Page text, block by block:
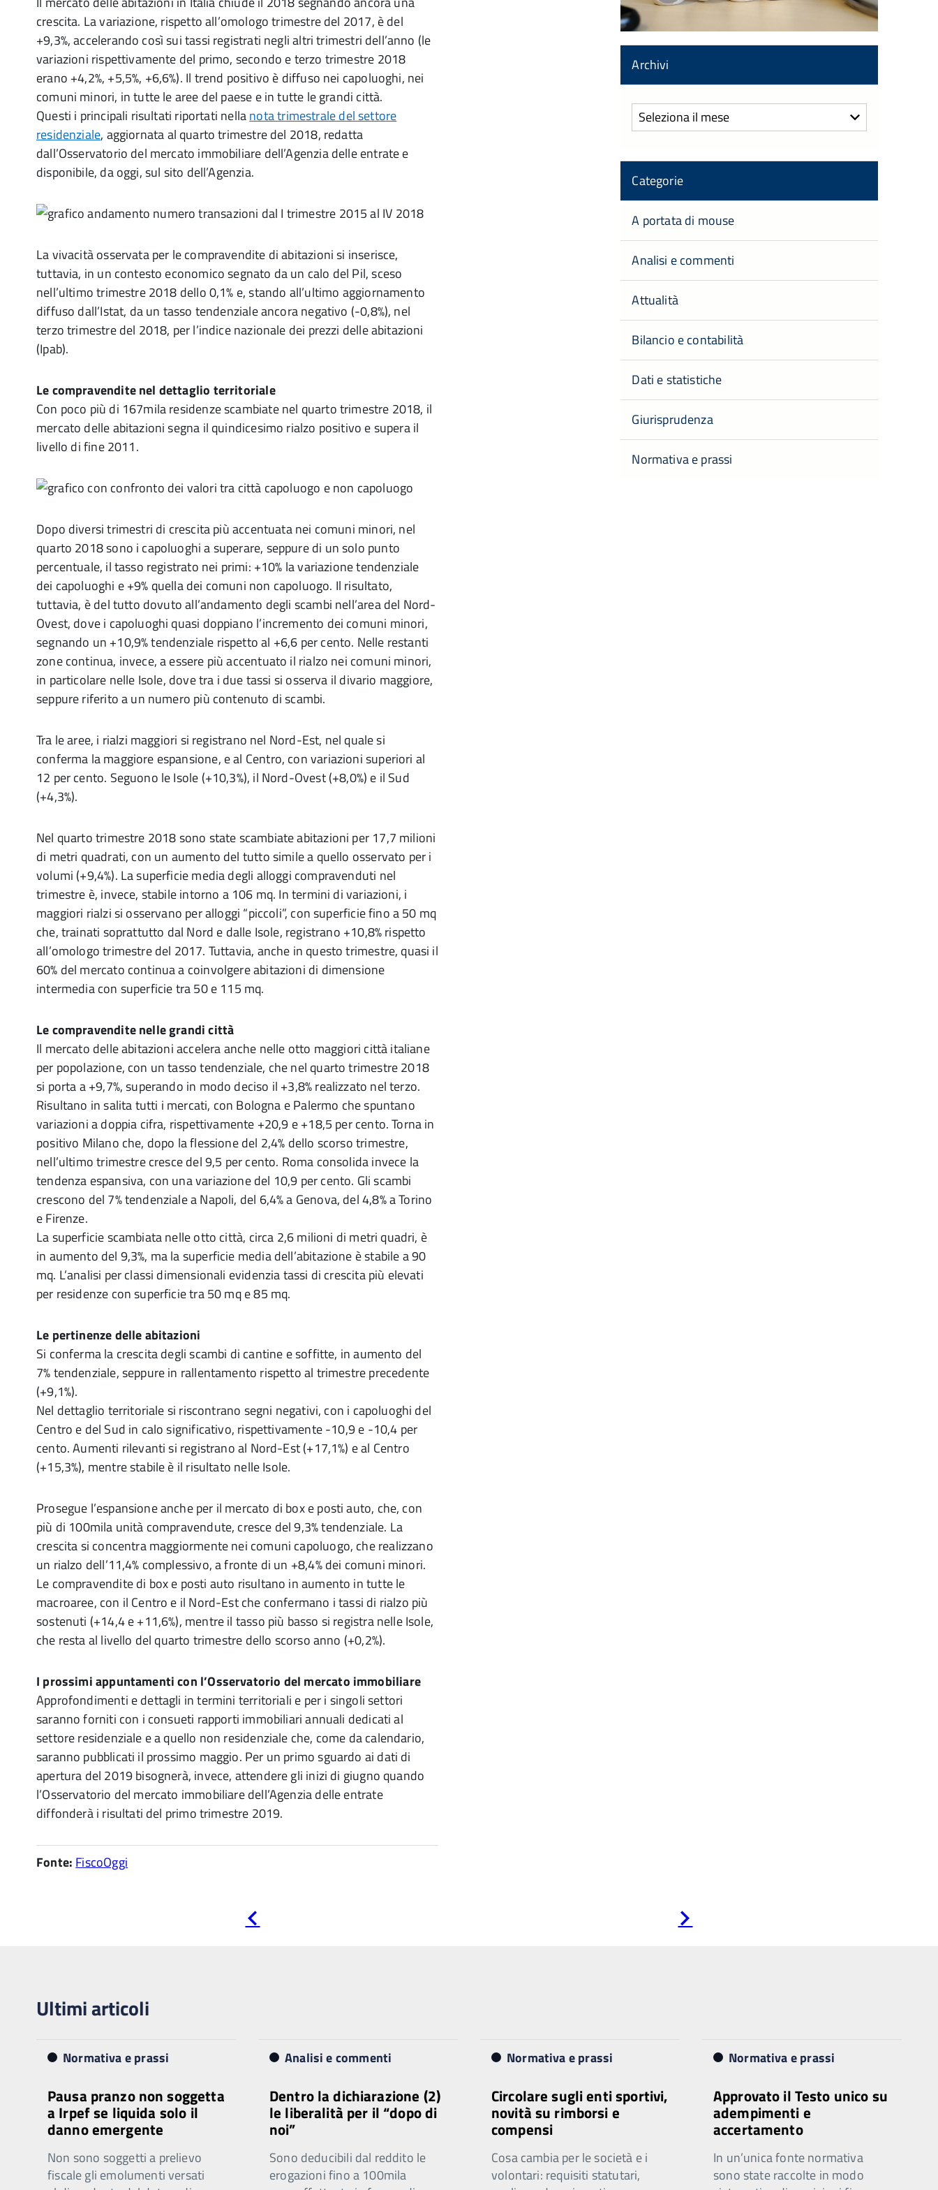
crescita. La variazione, rispetto all’omologo trimestre del 2017, è del
+9,3%, accelerando così sui tassi registrati negli altri trimestri dell’anno (le
variazioni rispettivamente del primo, secondo e terzo trimestre 2018
erano +4,2%, +5,5%, +6,6%). Il trend positivo è diffuso nei capoluoghi, nei
comuni minori, in tutte le aree del paese e in tutte le grandi città.
Questi i principali risultati riportati nellanota trimestrale del settore
residenziale, aggiornata al quarto trimestre del 2018, redatta
dall’Osservatorio del mercato immobiliare dell’Agenzia delle entrate e
disponibile, da oggi, sul sito dell’Agenzia.
La vivacità osservata per le compravendite di abitazioni si inserisce,
tuttavia, in un contesto economico segnato da un calo del Pil, sceso
nell’ultimo trimestre 2018 dello 0,1% e, stando all’ultimo aggiornamento
diffuso dall’Istat, da un tasso tendenziale ancora negativo (-0,8%), nel
terzo trimestre del 2018, per l’indice nazionale dei prezzi delle abitazioni
(Ipab).
Le compravendite nel dettaglio territoriale
Con poco più di 167mila residenze scambiate nel quarto trimestre 2018, il
mercato delle abitazioni segna il quindicesimo rialzo positivo e supera il
livello di fine 2011.
Dopo diversi trimestri di crescita più accentuata nei comuni minori, nel
quarto 2018 sono i capoluoghi a superare, seppure di un solo punto
percentuale, il tasso registrato nei primi: +10% la variazione tendenziale
dei capoluoghi e +9% quella dei comuni non capoluogo. Il risultato,
tuttavia, è del tutto dovuto all’andamento degli scambi nell’area del Nord-
Ovest, dove i capoluoghi quasi doppiano l’incremento dei comuni minori,
segnando un +10,9% tendenziale rispetto al +6,6 per cento. Nelle restanti
zone continua, invece, a essere più accentuato il rialzo nei comuni minori,
in particolare nelle Isole, dove tra i due tassi si osserva il divario maggiore,
seppure riferito a un numero più contenuto di scambi.
Tra le aree, i rialzi maggiori si registrano nel Nord-Est, nel quale si
conferma la maggiore espansione, e al Centro, con variazioni superiori al
12 per cento. Seguono le Isole (+10,3%), il Nord-Ovest (+8,0%) e il Sud
(+4,3%).
Nel quarto trimestre 2018 sono state scambiate abitazioni per 17,7 milioni
di metri quadrati, con un aumento del tutto simile a quello osservato per i
volumi (+9,4%). La superficie media degli alloggi compravenduti nel
trimestre è, invece, stabile intorno a 106 mq. In termini di variazioni, i
maggiori rialzi si osservano per alloggi “piccoli”, con superficie fino a 50 mq
che, trainati soprattutto dal Nord e dalle Isole, registrano +10,8% rispetto
all’omologo trimestre del 2017. Tuttavia, anche in questo trimestre, quasi il
60% del mercato continua a coinvolgere abitazioni di dimensione
intermedia con superficie tra 50 e 115 mq.
Le compravendite nelle grandi città
Il mercato delle abitazioni accelera anche nelle otto maggiori città italiane
per popolazione, con un tasso tendenziale, che nel quarto trimestre 2018
si porta a +9,7%, superando in modo deciso il +3,8% realizzato nel terzo.
Risultano in salita tutti i mercati, con Bologna e Palermo che spuntano
variazioni a doppia cifra, rispettivamente +20,9 e +18,5 per cento. Torna in
positivo Milano che, dopo la flessione del 2,4% dello scorso trimestre,
nell’ultimo trimestre cresce del 9,5 per cento. Roma consolida invece la
tendenza espansiva, con una variazione del 10,9 per cento. Gli scambi
crescono del 7% tendenziale a Napoli, del 6,4% a Genova, del 4,8% a Torino
e Firenze.
La superficie scambiata nelle otto città, circa 2,6 milioni di metri quadri, è
in aumento del 9,3%, ma la superficie media dell’abitazione è stabile a 90
mq. L’analisi per classi dimensionali evidenzia tassi di crescita più elevati
per residenze con superficie tra 50 mq e 85 mq.
Le pertinenze delle abitazioni
Si conferma la crescita degli scambi di cantine e soffitte, in aumento del
7% tendenziale, seppure in rallentamento rispetto al trimestre precedente
(+9,1%).
Nel dettaglio territoriale si riscontrano segni negativi, con i capoluoghi del
Centro e del Sud in calo significativo, rispettivamente -10,9 e -10,4 per
cento. Aumenti rilevanti si registrano al Nord-Est (+17,1%) e al Centro
(+15,3%), mentre stabile è il risultato nelle Isole.
Prosegue l’espansione anche per il mercato di box e posti auto, che, con
più di 100mila unità compravendute, cresce del 9,3% tendenziale. La
crescita si concentra maggiormente nei comuni capoluogo, che realizzano
un rialzo dell’11,4% complessivo, a fronte di un +8,4% dei comuni minori.
Le compravendite di box e posti auto risultano in aumento in tutte le
macroaree, con il Centro e il Nord-Est che confermano i tassi di rialzo più
sostenuti (+14,4 e +11,6%), mentre il tasso più basso si registra nelle Isole,
che resta al livello del quarto trimestre dello scorso anno (+0,2%).
I prossimi appuntamenti con l’Osservatorio del mercato immobiliare
Approfondimenti e dettagli in termini territoriali e per i singoli settori
saranno forniti con i consueti rapporti immobiliari annuali dedicati al
settore residenziale e a quello non residenziale che, come da calendario,
saranno pubblicati il prossimo maggio. Per un primo sguardo ai dati di
apertura del 2019 bisognerà, invece, attendere gli inizi di giugno quando
l’Osservatorio del mercato immobiliare dell’Agenzia delle entrate
diffonderà i risultati del primo trimestre 2019.
Fonte: FiscoOggi
Archivi
Archivi
Categorie
A portata di mouse
Analisi e commenti
Attualità
Bilancio e contabilità
Dati e statistiche
Giurisprudenza
Normativa e prassi
precedente successiva
Ultimi articoli
Normativa e prassi
Pausa pranzo non soggetta
a Irpef se liquida solo il
danno emergente
Non sono soggetti a prelievo
fiscale gli emolumenti versati
Analisi e commenti
Dentro la dichiarazione (2)
le liberalità per il “dopo di
noi”
Sono deducibili dal reddito le
erogazioni fino a 100mila
Normativa e prassi
Circolare sugli enti sportivi,
novità su rimborsi e
compensi
Cosa cambia per le società e i
volontari: requisiti statutari,
Normativa e prassi
Approvato il Testo unico su
adempimenti e
accertamento
In un’unica fonte normativa
sono state raccolte in modo